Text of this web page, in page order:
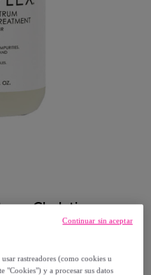
Chelating
Spectrum
rastreadores (como cookies u
"Cookies") y a procesar sus datos
Continuar sin aceptar